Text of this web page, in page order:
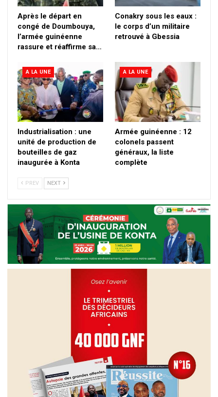
Après le départ en
congé de Doumbouya,
l’armée guinéenne
rassure et réaffirme sa…
Conakry sous les eaux :
le corps d’un militaire
retrouvé à Gbessia
A LA UNE
Industrialisation : une
unité de production de
bouteilles de gaz
inaugurée à Konta
A LA UNE
Armée guinéenne : 12
colonels passent
généraux, la liste
complète
PREV NEXT